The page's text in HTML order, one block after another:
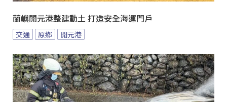
蘭嶼開元港整建動土 打造安全海運門戶
交通 原鄉 開元港